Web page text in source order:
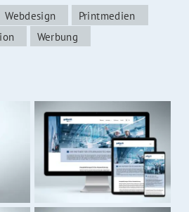
Webdesign
Printmedien
Werbung